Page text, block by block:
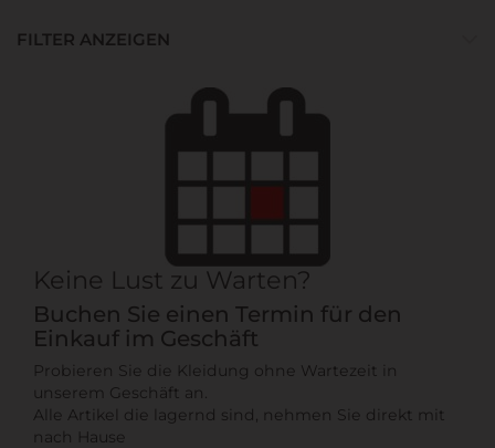
FILTER ANZEIGEN
Keine Lust zu Warten?
Buchen Sie einen Termin für den
Einkauf im Geschäft
Probieren Sie die Kleidung ohne Wartezeit in
unserem Geschäft an.
Alle Artikel die lagernd sind, nehmen Sie direkt mit
nach Hause